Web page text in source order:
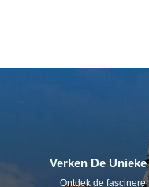
Verken De
Ontdek de